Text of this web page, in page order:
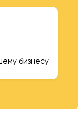
бизнесу